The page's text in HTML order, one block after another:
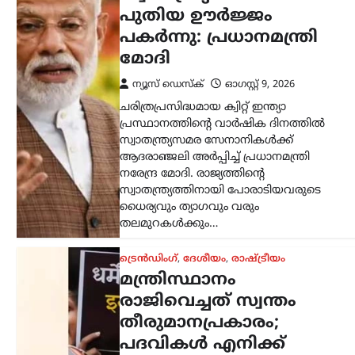
മന്ത്രിസ്ഥാനം
രാജിവെച്ചത് സ്വന്തം
തീരുമാനപ്രകാരം;
പദവികൾ എനിക്ക്
നിർബന്ധമല്ല: ധർമേന്ദ്ര
പ്രധാൻ
ന്യൂസ് ഡെസ്ക് ഓഗസ്റ്റ്‌ 9, 2026
ഡൽഹിയിലെ വിദ്യാർത്ഥി സമരത്തെ
തുടർന്ന് കേന്ദ്ര വിദ്യാഭ്യാസമന്ത്രി സ്ഥാനം
രാജിവെച്ചതിനെക്കുറിച്ച്
വിശദീകരണവുമായി മുൻ കേന്ദ്രമന്ത്രി
ധർമ്മേന്ദ്ര പ്രധാൻ. രാജി പ്രഖ്യാപിച്ച് രണ്ട്
ആഴ്ചകൾക്ക് ശേഷമാണ് അദ്ദേഹം
വിഷയത്തിൽ…
ട്രെൻഡിംഗ് ദേശീയം ലേറ്റസ്റ്റ് ന്യൂസ്
സി.ജെ.പി വിദ്യാർഥി